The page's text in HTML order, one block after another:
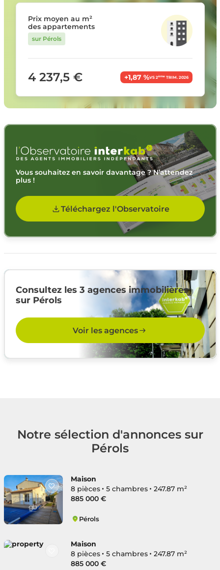
Prix moyen au m²
des appartements
sur Pérols
4 237,5 € +1,87 %VS 2èmeTRIM. 2026
Vous souhaitez en savoir davantage ? N’attendez
plus !
Téléchargez l'Observatoire
Consultez les 3 agences immobilières
sur Pérols
Voir les agences
Notre sélection d'annonces sur
Pérols
Maison
8 pièces
5 chambres
247.87 m²
885 000 €
Pérols
Maison
8 pièces
5 chambres
247.87 m²
885 000 €